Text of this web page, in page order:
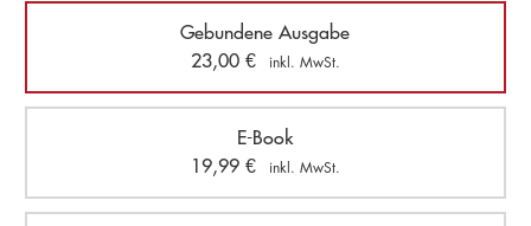
Gebundene Ausgabe
23,00 € inkl. MwSt.
E-Book
19,99 € inkl. MwSt.